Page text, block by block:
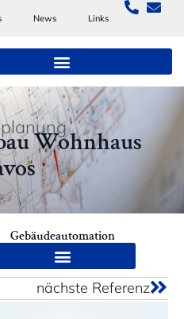
News Links
Wohnhaus
Gebäudeautomation
nächste Referenz